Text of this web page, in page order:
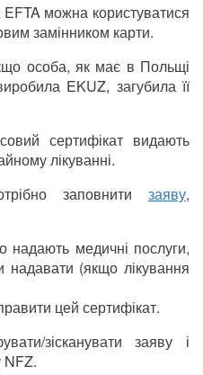
можна користуватися
замінником карти.
особа, як має в Польщі
EKUZ, загубила її
сертифікат видають
лікуванні.
заповнити заяву,
надають медичні послуги,
надавати (якщо лікування
цей сертифікат.
зісканувати заяву і
NFZ.